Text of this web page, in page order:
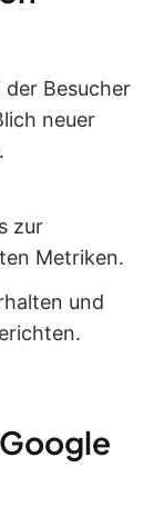
Besucher
neuer
zur
Metriken.
und